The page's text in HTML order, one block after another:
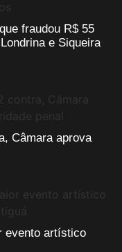
fraudou R$ 55
e Siqueira
Câmara aprova
evento artístico